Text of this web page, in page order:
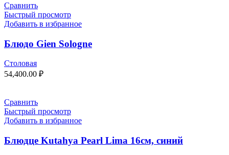
Сравнить
Быстрый просмотр
Добавить в избранное
Блюдо Gien Sologne
Столовая
54,400.00 ₽
Сравнить
Быстрый просмотр
Добавить в избранное
Блюдце Kutahya Pearl Lima 16см, синий